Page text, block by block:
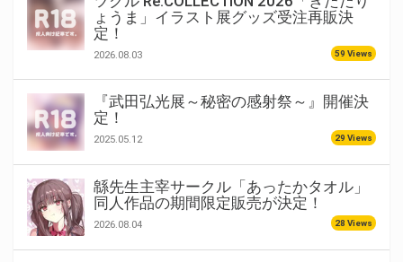
ょうま」イラスト展グッズ受注再販決
定！
2026.08.03 59 Views
『武田弘光展～秘密の感射祭～』開催決
定！
2025.05.12 29 Views
緜先生主宰サークル「あったかタオル」
同人作品の期間限定販売が決定！
2026.08.04 28 Views